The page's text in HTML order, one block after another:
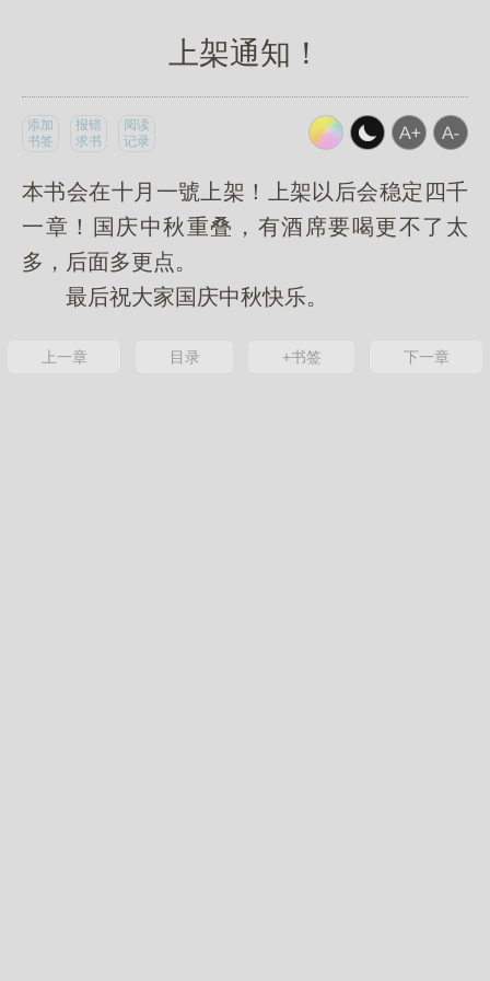
上架通知！
添加
书签
报错
求书
阅读
记录
本书会在十月一號上架！上架以后会稳定四千
一章！国庆中秋重叠，有酒席要喝更不了太
多，后面多更点。
最后祝大家国庆中秋快乐。
上一章 目录 +书签 下一章